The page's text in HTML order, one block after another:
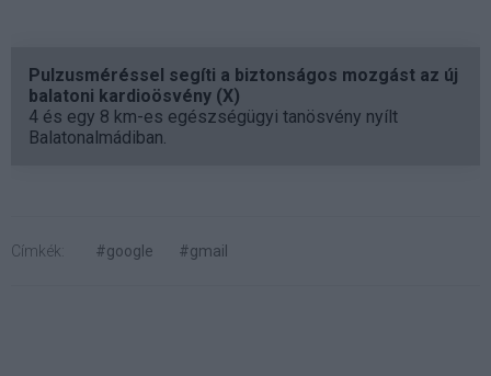
Pulzusméréssel segíti a biztonságos mozgást az új
balatoni kardioösvény (X)
4 és egy 8 km-es egészségügyi tanösvény nyílt
Balatonalmádiban.
Címkék: #google #gmail